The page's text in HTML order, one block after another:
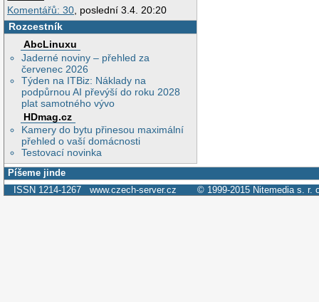
Komentářů: 30, poslední 3.4. 20:20
Rozcestník
AbcLinuxu
Jaderné noviny – přehled za
červenec 2026
Týden na ITBiz: Náklady na
podpůrnou AI převýší do roku 2028
plat samotného vývo
HDmag.cz
Kamery do bytu přinesou maximální
přehled o vaší domácnosti
Testovací novinka
Píšeme jinde
ISSN 1214-1267 www.czech-server.cz © 1999-2015 Nitemedia s. r.